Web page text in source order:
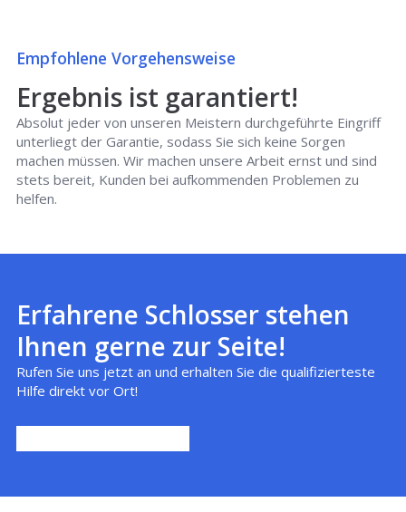
Empfohlene Vorgehensweise
Ergebnis ist garantiert!
Absolut jeder von unseren Meistern durchgeführte Eingriff
unterliegt der Garantie, sodass Sie sich keine Sorgen
machen müssen. Wir machen unsere Arbeit ernst und sind
stets bereit, Kunden bei aufkommenden Problemen zu
helfen.
Erfahrene Schlosser stehen
Ihnen gerne zur Seite!
Rufen Sie uns jetzt an und erhalten Sie die qualifizierteste
Hilfe direkt vor Ort!